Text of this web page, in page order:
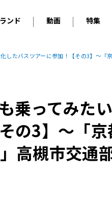
ンド
車 アウディ
プジョー
アルファ・ロメオ
ランボルギーニ
マ
ベントレー
ケ
動画
オリジナル動画
特集
2026 サ
ホイー
タイヤ特
したバスツアーに参加！【その3】～
乗ってみた
の3】～「
高槻市交通